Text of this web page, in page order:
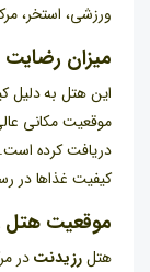
ورزشی، استخر،
میزان رضایت
این هتل به دلیل
موقعیت مکانی
دریافت کرده است.
کیفیت غذاها در
موقعیت هتل
هتلرزیدنتدر